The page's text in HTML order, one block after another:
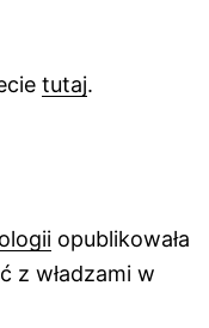
tutaj.
opublikowała
z władzami w